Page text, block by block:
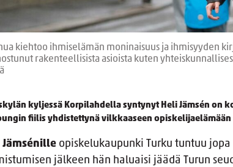
kiehtoo ihmiselämän moninaisuus ja ihmisyyden
rakenteellisista asioista kuten
kyljessä Korpilahdella syntynyt Heli Jämsén on
fiilis yhdistettynä vilkkaaseen opiskelijaelämään
opiskelukaupunki Turku tuntuu
jälkeen hän haluaisi jäädä Turun